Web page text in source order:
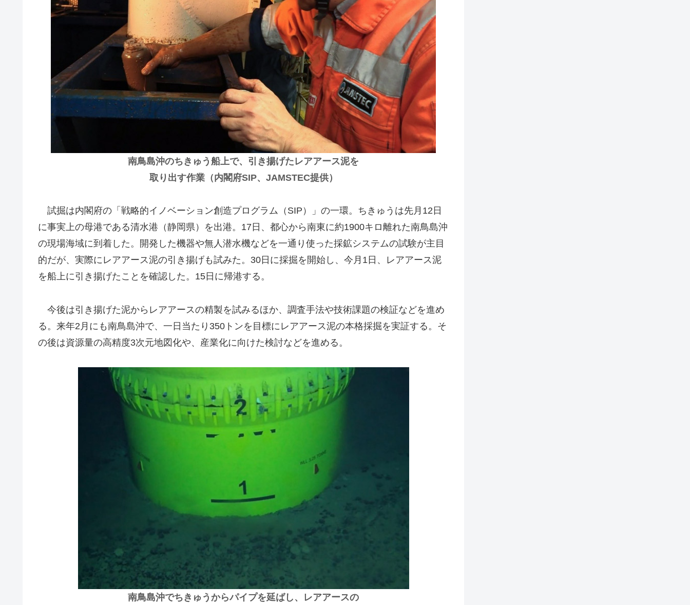
南鳥島沖のちきゅう船上で、引き揚げたレアアース泥を
取り出す作業（内閣府SIP、JAMSTEC提供）
試掘は内閣府の「戦略的イノベーション創造プログラム（SIP）」の一環。ちきゅうは先月12日
に事実上の母港である清水港（静岡県）を出港。17日、都心から南東に約1900キロ離れた南鳥島沖
の現場海域に到着した。開発した機器や無人潜水機などを一通り使った採鉱システムの試験が主目
的だが、実際にレアアース泥の引き揚げも試みた。30日に採掘を開始し、今月1日、レアアース泥
を船上に引き揚げたことを確認した。15日に帰港する。
今後は引き揚げた泥からレアアースの精製を試みるほか、調査手法や技術課題の検証などを進め
る。来年2月にも南鳥島沖で、一日当たり350トンを目標にレアアース泥の本格採掘を実証する。そ
の後は資源量の高精度3次元地図化や、産業化に向けた検討などを進める。
南鳥島沖でちきゅうからパイプを延ばし、レアアースの